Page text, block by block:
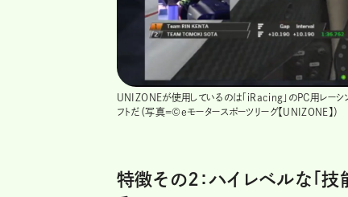
UNIZONEが使用しているのは「iRacing」のPC用レーシ
フトだ（写真=©eモータースポーツリーグ【UNIZONE】）
特徴その２：ハイレベルな「